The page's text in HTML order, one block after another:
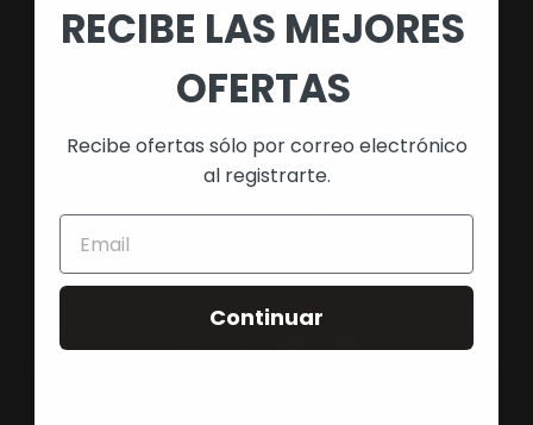
913 920 226
687 539 652
SÍGUENOS
RECIBE LAS MEJORES
OFERTAS
Recibe ofertas sólo por correo electrónico
al registrarte.
Continuar